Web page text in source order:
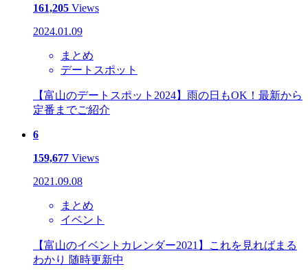
161,205 Views
2024.01.09
まとめ
デートスポット
【富山のデートスポット2024】雨の日もOK！最新から
定番までご紹介
6
159,677 Views
2021.09.08
まとめ
イベント
【富山のイベントカレンダー2021】これを見ればまる
わかり 随時更新中